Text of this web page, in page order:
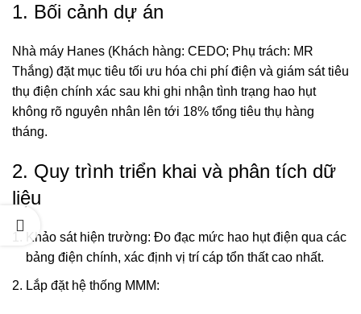
1. Bối cảnh dự án
Nhà máy Hanes (Khách hàng: CEDO; Phụ trách: MR
Thắng) đặt mục tiêu tối ưu hóa chi phí điện và giám sát tiêu
thụ điện chính xác sau khi ghi nhận tình trạng hao hụt
không rõ nguyên nhân lên tới 18% tổng tiêu thụ hàng
tháng.
2. Quy trình triển khai và phân tích dữ
liệu
Khảo sát hiện trường: Đo đạc mức hao hụt điện qua các
bảng điện chính, xác định vị trí cáp tổn thất cao nhất.
Lắp đặt hệ thống MMM: